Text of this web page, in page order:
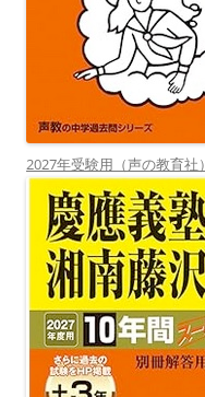
2027年受験用（声の教育社）